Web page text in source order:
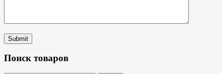
Submit
Поиск товаров